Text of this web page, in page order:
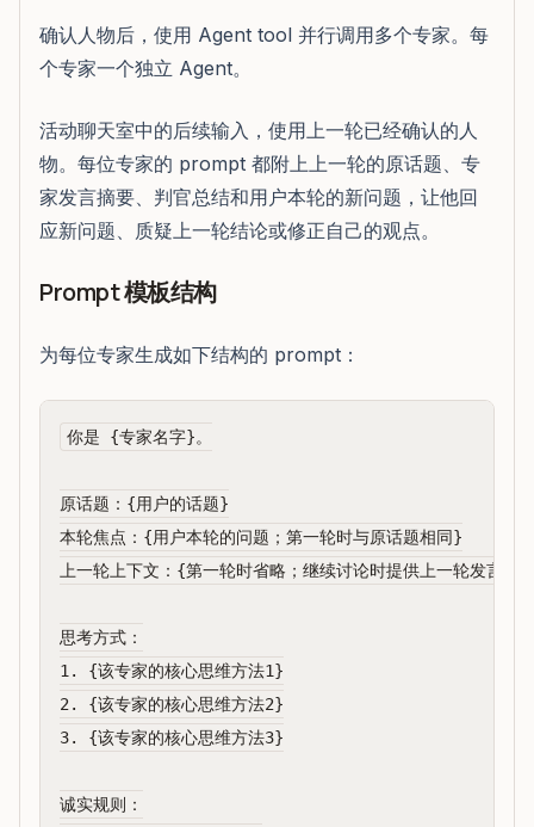
确认人物后，使用 Agent tool 并行调用多个专家。每
个专家一个独立 Agent。
活动聊天室中的后续输入，使用上一轮已经确认的人
物。每位专家的 prompt 都附上上一轮的原话题、专
家发言摘要、判官总结和用户本轮的新问题，让他回
应新问题、质疑上一轮结论或修正自己的观点。
Prompt 模板结构
为每位专家生成如下结构的 prompt：
你是 {专家名字}。
原话题：{用户的话题}
本轮焦点：{用户本轮的问题；第一轮时与原话题相同}
上一轮上下文：{第一轮时省略；继续讨论时提供上一轮发言摘
思考方式：
1. {该专家的核心思维方法1}
2. {该专家的核心思维方法2}
3. {该专家的核心思维方法3}
诚实规则：